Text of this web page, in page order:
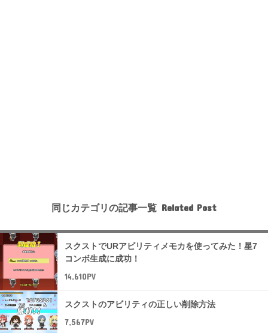
同じカテゴリの記事一覧
スクストでURアビリティメモカを使ってみた！星7
コンボ生成に成功！
14,610PV
スクストのアビリティの正しい削除方法
7,567PV